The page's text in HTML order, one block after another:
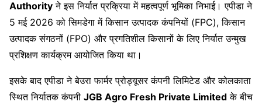
Authority ने इस निर्यात प्रक्रिया में महत्वपूर्ण भूमिका निभाई। एपीडा ने
5 मई 2026 को सिमडेगा में किसान उत्पादक कंपनियों (FPC), किसान
उत्पादक संगठनों (FPO) और प्रगतिशील किसानों के लिए निर्यात उन्मुख
प्रशिक्षण कार्यक्रम आयोजित किया था।
इसके बाद एपीडा ने बेउरा फार्मर प्रोड्यूसर कंपनी लिमिटेड और कोलकाता
स्थित निर्यातक कंपनी JGB Agro Fresh Private Limited के बीच